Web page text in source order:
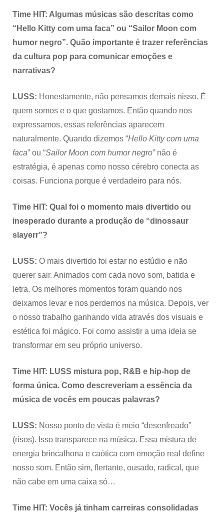
Time HIT: Algumas músicas são descritas como
“Hello Kitty com uma faca” ou “Sailor Moon com
humor negro”. Quão importante é trazer referências
da cultura pop para comunicar emoções e
narrativas?
LUSS: Honestamente, não pensamos demais nisso. É
quem somos e o que gostamos. Então quando nos
expressamos, essas referências aparecem
naturalmente. Quando dizemos “Hello Kitty com uma
faca” ou “Sailor Moon com humor negro” não é
estratégia, é apenas como nosso cérebro conecta as
coisas. Funciona porque é verdadeiro para nós.
Time HIT: Qual foi o momento mais divertido ou
inesperado durante a produção de “dinossaur
slayerr”?
LUSS: O mais divertido foi estar no estúdio e não
querer sair. Animados com cada novo som, batida e
letra. Os melhores momentos foram quando nos
deixamos levar e nos perdemos na música. Depois, ver
o nosso trabalho ganhando vida através dos visuais e
estética foi mágico. Foi como assistir a uma ideia se
transformar em seu próprio universo.
Time HIT: LUSS mistura pop, R&B e hip-hop de
forma única. Como descreveriam a essência da
música de vocês em poucas palavras?
LUSS: Nosso ponto de vista é meio “desenfreado”
(risos). Isso transparece na música. Essa mistura de
energia brincalhona e caótica com emoção real define
nosso som. Então sim, flertante, ousado, radical, que
não cabe em uma caixa só…
Time HIT: Vocês já tinham carreiras consolidadas